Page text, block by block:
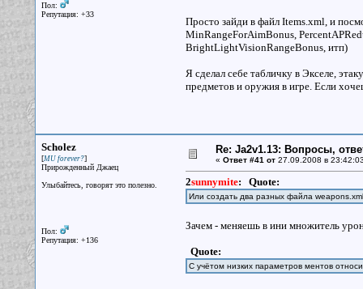
Пол:
Репутация: +33
Просто зайди в файл Items.xml, и
MinRangeForAimBonus,
BrightLightVisionRangeBonus, итп)
Я сделал себе табличку в Экселе,
предметов и оружия в игре. Если
Scholez
[MU forever?]
Прирожденный Джаец
Улыбайтесь, говорят это полезно.
Пол:
Репутация: +136
Re: Ja2v1.13: Вопросы,
« Ответ #41 от27.09.2008 в
2sunnymite: Quote:
Или создать два разных файла weapons.xml
Зачем - меняешь в ини множитель
Quote:
С учётом низких параметров ментов